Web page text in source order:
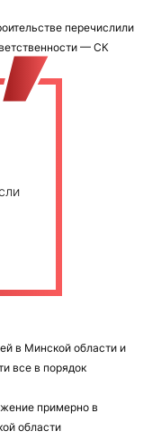
перечислили
— СК
в Минской области и
все в порядок
примерно в
области